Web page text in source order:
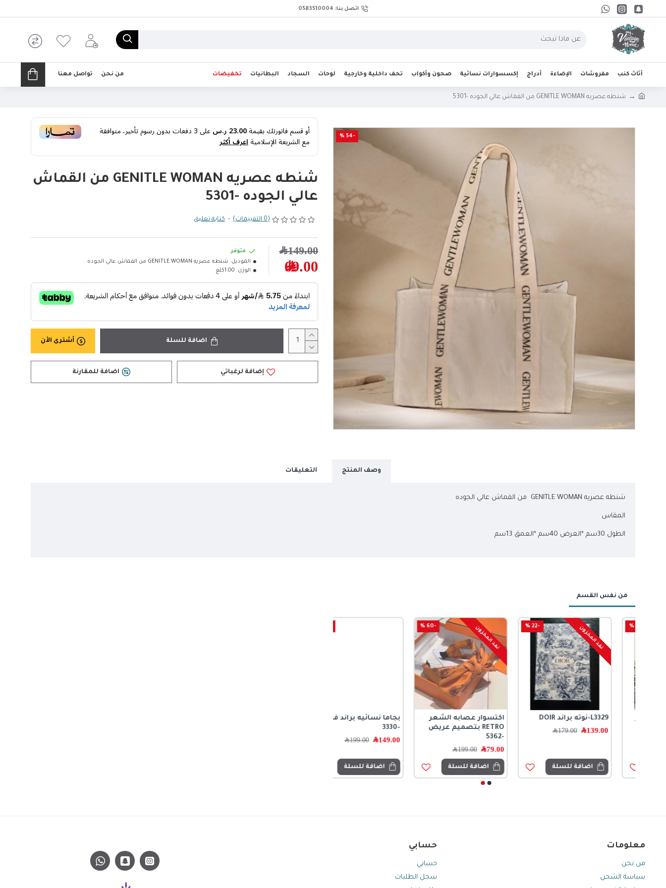
اتصل بنا: 0583510004
أثاث كنب مفروشات الإضاءة أدراج إكسسوارات نسائية صحون وأكواب تحف داخلية وخارجية لوحات السجاد البطانيات تخفيضات من نحن تواصل معنا
شنطه عصريه GENITLE WOMAN من القماش عالي الجوده -5301
-54 % أو قسم فاتورتك بقيمة23.00 ر.س على3دفعات بدون رسوم تأخير، متوافقة
مع الشريعة الإسلاميةاعرف أكثر
شنطه عصريه GENITLE WOMAN من القماش
عالي الجوده -5301
(0 التقييمات) - كتابة تعليق
69.00﷼
149.00﷼
متوفر
الموديل: شنطه عصريه GENITLE WOMAN من القماش عالي الجوده
الوزن: 1.00كلغ
اضافة للسلة أشترى الأن
إضافة لرغباتي اضافة للمقارنة
وصف المنتج التعليقات
شنطه عصريه GENITLE WOMAN من القماش عالي الجوده
المقاس
الطول 30سم *العرض 40سم *العمق 13سم
من نفس القسم
-22 % نفذ المخزون
﷼ 179.00﷼
اضافة للسلة
-60 % نفذ المخزون
اكتسوار عصابه الشعر
RETRO بتصميم عريض
199.00﷼
اضافة للسلة
بجاما نسائيه براند فاندي
﷼ 199.00﷼
اضافة للسلة
معلومات
من نحن
سياسة الشحن
حسابي
حسابي
سجل الطلبات